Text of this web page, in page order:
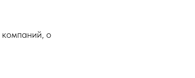
компаний, о